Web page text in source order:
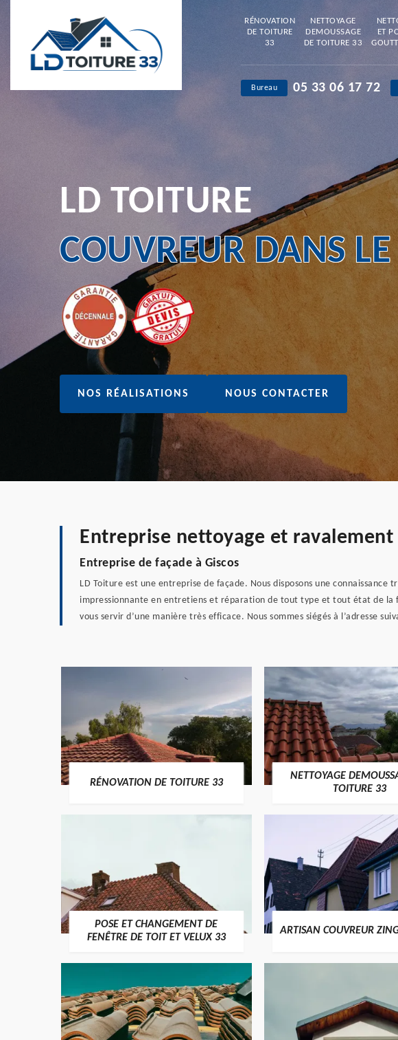
RÉNOVATION
DE TOITURE
33
NETTOYAGE
DEMOUSSAGE
DE TOITURE 33
ET
Bureau 05 33 06 17 72
LD TOITURE
COUVREUR DANS
NOS RÉALISATIONS NOUS CONTACTER
Entreprise nettoyage et ravalement
Entreprise de façade à Giscos
LD Toiture est une entreprise de façade. Nous disposons une
impressionnante en entretiens et réparation de tout type et tout état de la
vous servir d’une manière très efficace. Nous sommes siégés à l’adresse
RÉNOVATION DE TOITURE 33
NETTOYAGE
TOITURE 33
POSE ET CHANGEMENT DE
FENÊTRE DE TOIT ET VELUX 33
ARTISAN COUVREUR